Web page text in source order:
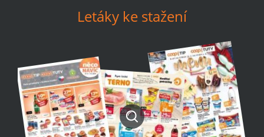
Letáky ke stažení